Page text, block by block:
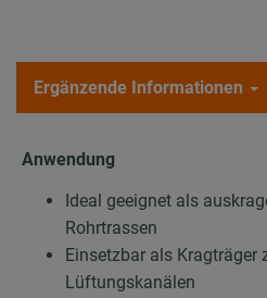
Ergänzende Informationen
Anwendung
Ideal geeignet als
Rohrtrassen
Einsetzbar als Kragträger
Lüftungskanälen